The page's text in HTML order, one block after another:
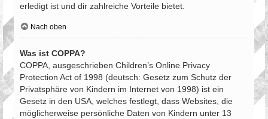
erledigt ist und dir zahlreiche Vorteile bietet.
Nach oben
Was ist COPPA?
COPPA, ausgeschrieben Children’s Online Privacy
Protection Act of 1998 (deutsch: Gesetz zum Schutz der
Privatsphäre von Kindern im Internet von 1998) ist ein
Gesetz in den USA, welches festlegt, dass Websites, die
möglicherweise persönliche Daten von Kindern unter 13